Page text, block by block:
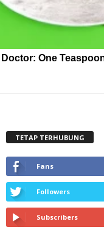
Doctor: One
TETAP TERHUBUNG
Fans
Followers
Subscribers